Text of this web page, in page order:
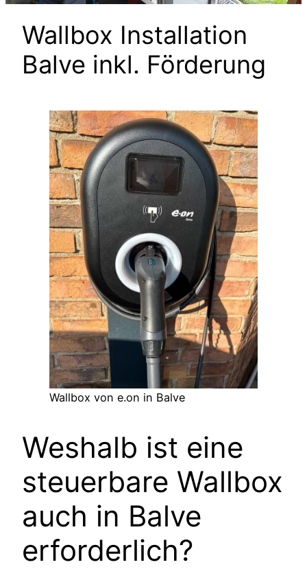
Wallbox Installation
Balve inkl. Förderung
Wallbox von e.on in Balve
Weshalb ist eine
steuerbare Wallbox
auch in Balve
erforderlich?